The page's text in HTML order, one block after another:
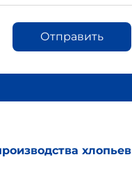
Отправить
хлопьев